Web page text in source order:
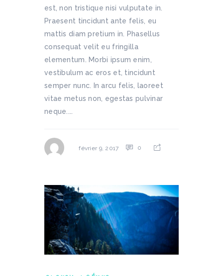
est, non tristique nisi vulputate in.
Praesent tincidunt ante felis, eu
mattis diam pretium in. Phasellus
consequat velit eu fringilla
elementum. Morbi ipsum enim,
vestibulum ac eros et, tincidunt
semper nunc. In arcu felis, laoreet
vitae metus non, egestas pulvinar
neque....
février 9, 2017 0